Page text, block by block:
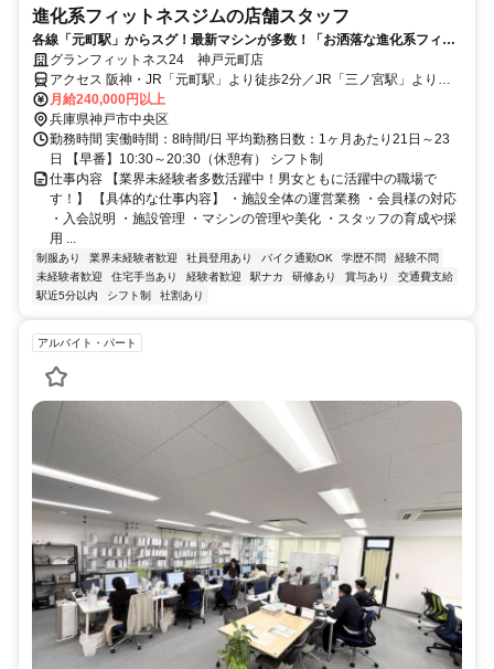
進化系フィットネスジムの店舗スタッフ
各線「元町駅」からスグ！最新マシンが多数！「お洒落な進化系フィッ
トネスジム」で社員募集！未経験歓迎！
グランフィットネス24 神戸元町店
アクセス 阪神・JR「元町駅」より徒歩2分／JR「三ノ宮駅」より徒
歩10分
月給240,000円以上
兵庫県神戸市中央区
勤務時間 実働時間：8時間/日 平均勤務日数：1ヶ月あたり21日～23
日 【早番】10:30～20:30（休憩有） シフト制
仕事内容 【業界未経験者多数活躍中！男女ともに活躍中の職場で
す！】 【具体的な仕事内容】 ・施設全体の運営業務 ・会員様の対応
・入会説明 ・施設管理 ・マシンの管理や美化 ・スタッフの育成や採
用 ...
制服あり 業界未経験者歓迎 社員登用あり バイク通勤OK 学歴不問
経験不問
未経験者歓迎
住宅手当あり 経験者歓迎 駅ナカ 研修あり 賞与あり
交通費支給
駅近5分以内
シフト制 社割あり
アルバイト・パート